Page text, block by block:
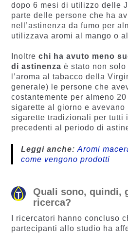
dopo 6 mesi di utilizzo delle
parte delle persone che ha
nell’astinenza da fumo per
utilizzava aromi al mango o
Inoltre chi ha avuto meno
di astinenza è stato non
l’aroma al tabacco della
generale) le persone che
costantemente per almeno
sigarette al giorno e
sigarette tradizionali per tutti
precedenti al periodo di
Leggi anche: Aromi
come vengono prodotti
Quali sono, quindi,
ricerca?
I ricercatori hanno concluso
partecipanti allo studio ha